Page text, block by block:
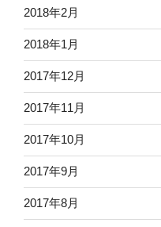
2018年2月
2018年1月
2017年12月
2017年11月
2017年10月
2017年9月
2017年8月